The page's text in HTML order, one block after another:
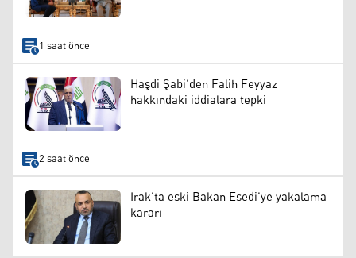
1 saat önce
Haşdi Şabi’den Falih Feyyaz
hakkındaki iddialara tepki
2 saat önce
Irak'ta eski Bakan Esedi'ye yakalama
kararı